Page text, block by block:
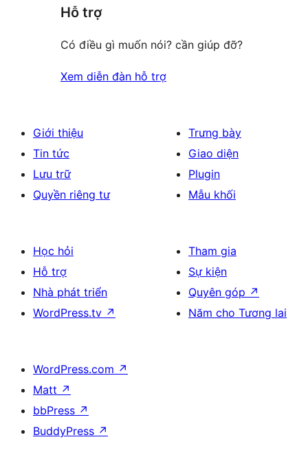
Hỗ trợ
Có điều gì muốn nói? cần giúp đỡ?
Xem diễn đàn hỗ trợ
Giới thiệu
Tin tức
Lưu trữ
Quyền riêng tư
Trưng bày
Giao diện
Plugin
Mẫu khối
Học hỏi
Hỗ trợ
Nhà phát triển
WordPress.tv ↗
Tham gia
Sự kiện
Quyên góp ↗
Năm cho Tương lai
WordPress.com ↗
Matt ↗
bbPress ↗
BuddyPress ↗